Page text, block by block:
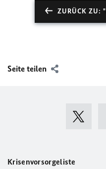
ZURÜCK ZU:
Seite teilen
Krisenvorsorgeliste